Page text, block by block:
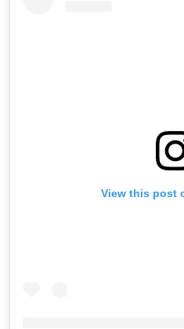
View this post